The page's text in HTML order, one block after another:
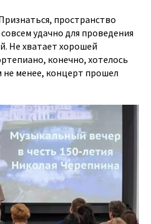
пространство
удачно для проведения
Не хватает хорошей
конечно, хотелось
менее, концерт прошел